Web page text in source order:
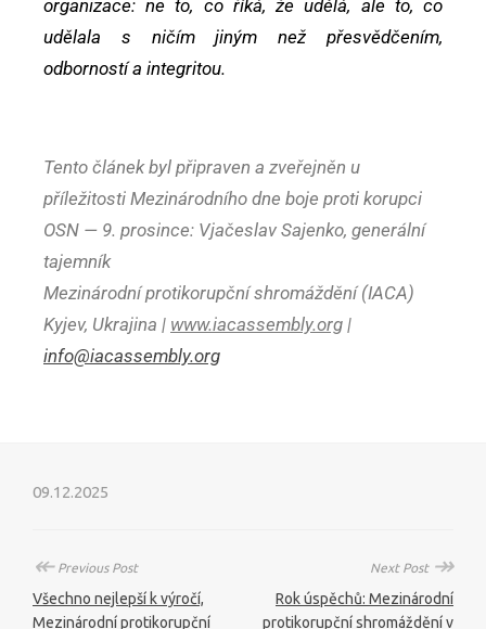
organizace: ne to, co říká, že udělá, ale to, co
udělala s ničím jiným než přesvědčením,
odborností a integritou.
Tento článek byl připraven a zveřejněn u
příležitosti Mezinárodního dne boje proti korupci
OSN — 9. prosince: Vjačeslav Sajenko, generální
tajemník
Mezinárodní protikorupční shromáždění (IACA)
Kyjev, Ukrajina | www.iacassembly.org |
info@iacassembly.org
09.12.2025
↞Previous Post
Všechno nejlepší k výročí,
Mezinárodní protikorupční
Next Post ↠
Rok úspěchů: Mezinárodní
protikorupční shromáždění v